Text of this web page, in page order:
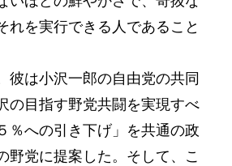
れを実行できる人であること
彼は小沢一郎の自由党の共同
の目指す野党共闘を実現すべ
％への引き下げ」を共通の政
野党に提案した。そして、こ